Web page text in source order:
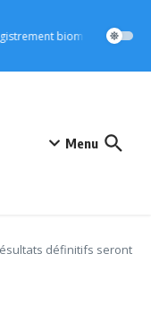
biométrique
Menu
définitifs seront